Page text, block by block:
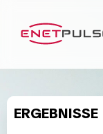
ERGEBNISSE